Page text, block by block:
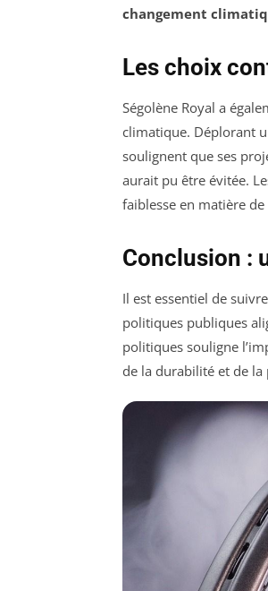
changement
Les choix
Ségolène Royal a
climatique. Déplorant
soulignent que ses
aurait pu être évitée.
faiblesse en matière
Conclusion :
Il est essentiel de
politiques publiques
politiques souligne
de la durabilité et de